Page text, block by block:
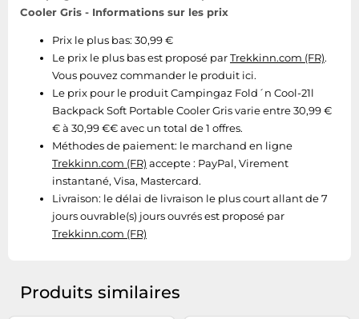
Sèche-linge
Tablettes tactiles
Tondeuses cheveux & barbe
Téléphonie
Téléviseurs
Télévision & vidéo
Électroménager
Cooler Gris - Informations sur les prix
Prix le plus bas: 30,99 €
Le prix le plus bas est proposé parTrekkinn.com (FR).
Vous pouvez commander le produit ici.
Le prix pour le produit Campingaz Fold´n Cool-21l
Backpack Soft Portable Cooler Gris varie entre 30,99 €
€ à 30,99 €€ avec un total de 1 offres.
Méthodes de paiement: le marchand en ligne
Trekkinn.com (FR) accepte : PayPal, Virement
instantané, Visa, Mastercard.
Livraison: le délai de livraison le plus court allant de 7
jours ouvrable(s) jours ouvrés est proposé par
Trekkinn.com (FR)
Produits similaires